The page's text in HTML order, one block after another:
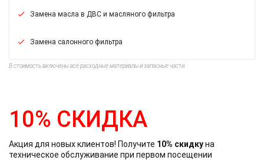
Замена масла в ДВС и масляного фильтра
Замена салонного фильтра
В стоимость включены все расходные материалы и запасные части.
10% СКИДКА
Акция для новых клиентов! Получите 10% скидкуна
техническое обслуживание при первом посещении